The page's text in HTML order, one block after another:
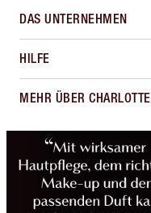
DAS UNTERNEHMEN
HILFE
MEHR ÜBER CHARLOTTE